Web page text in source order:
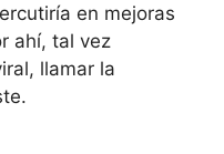
en mejoras
ahí, tal vez
llamar la